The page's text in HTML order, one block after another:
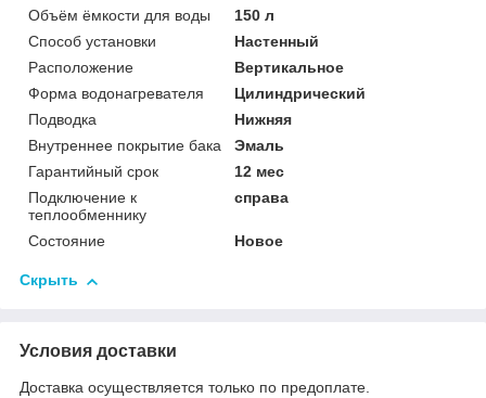
Объём ёмкости для воды
150 л
Способ установки
Настенный
Расположение
Вертикальное
Форма водонагревателя
Цилиндрический
Подводка
Нижняя
Внутреннее покрытие бака
Эмаль
Гарантийный срок
12 мес
Подключение к
теплообменнику
справа
Состояние Новое
Скрыть
Условия доставки
Доставка осуществляется только по предоплате.